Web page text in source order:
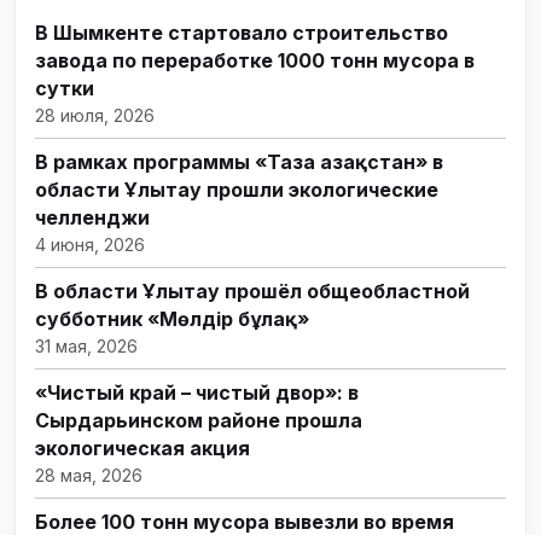
В Шымкенте стартовало строительство
завода по переработке 1000 тонн мусора в
сутки
28 июля, 2026
В рамках программы «Таза Қазақстан» в
области Ұлытау прошли экологические
челленджи
4 июня, 2026
В области Ұлытау прошёл общеобластной
субботник «Мөлдір бұлақ»
31 мая, 2026
«Чистый край – чистый двор»: в
Сырдарьинском районе прошла
экологическая акция
28 мая, 2026
Более 100 тонн мусора вывезли во время